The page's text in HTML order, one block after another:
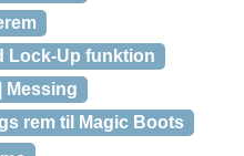
Lock-Up funktion
Messing
rem til Magic Boots